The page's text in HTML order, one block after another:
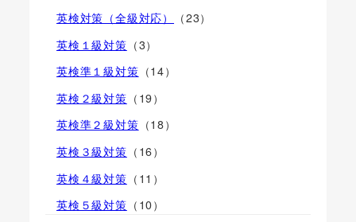
英検対策（全級対応）
（23）
英検１級対策 （3）
英検準１級対策 （14）
英検２級対策 （19）
英検準２級対策 （18）
英検３級対策 （16）
英検４級対策 （11）
英検５級対策 （10）